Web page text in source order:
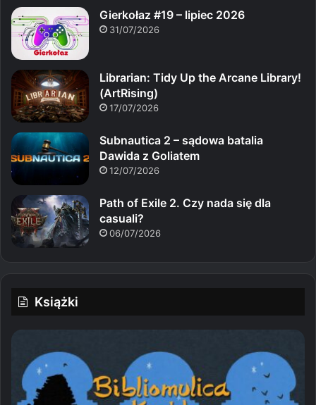
Gierkołaz #19 – lipiec 2026
31/07/2026
Librarian: Tidy Up the Arcane Library!
(ArtRising)
17/07/2026
Subnautica 2 – sądowa batalia
Dawida z Goliatem
12/07/2026
Path of Exile 2. Czy nada się dla
casuali?
06/07/2026
Książki